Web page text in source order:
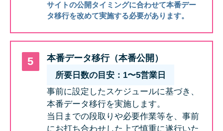
サイトの公開タイミングに合わせて本番デー
タ移行を改めて実施する必要があります。
本番データ移行（本番公開）
所要日数の目安：1〜5営業日
事前に設定したスケジュールに基づき、
本番データ移行を実施します。
当日までの段取りや必要作業等を、事前
にお打ち合わせした上で慎重に遂行いた